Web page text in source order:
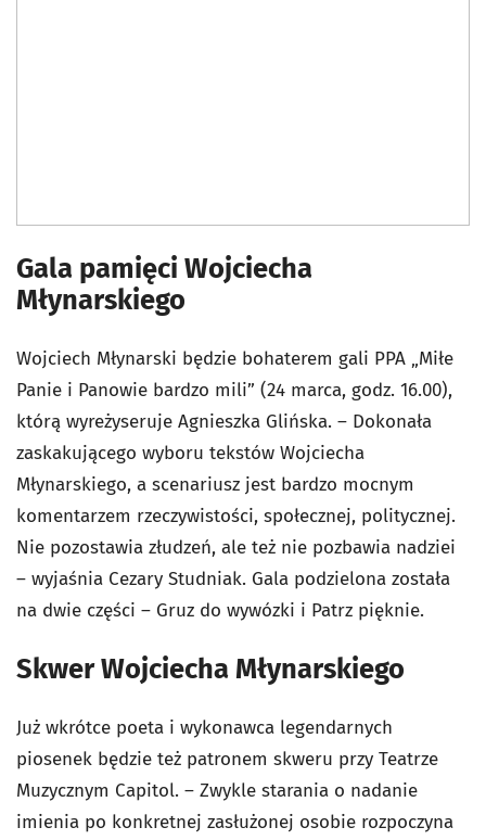
Gala pamięci Wojciecha
Młynarskiego
Wojciech Młynarski będzie bohaterem gali PPA „Miłe
Panie i Panowie bardzo mili” (24 marca, godz. 16.00),
którą wyreżyseruje Agnieszka Glińska. – Dokonała
zaskakującego wyboru tekstów Wojciecha
Młynarskiego, a scenariusz jest bardzo mocnym
komentarzem rzeczywistości, społecznej, politycznej.
Nie pozostawia złudzeń, ale też nie pozbawia nadziei
– wyjaśnia Cezary Studniak. Gala podzielona została
na dwie części – Gruz do wywózki i Patrz pięknie.
Skwer Wojciecha Młynarskiego
Już wkrótce poeta i wykonawca legendarnych
piosenek będzie też patronem skweru przy Teatrze
Muzycznym Capitol. – Zwykle starania o nadanie
imienia po konkretnej zasłużonej osobie rozpoczyna